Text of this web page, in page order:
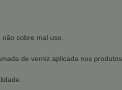
cobre mal uso.
de verniz aplicada nos